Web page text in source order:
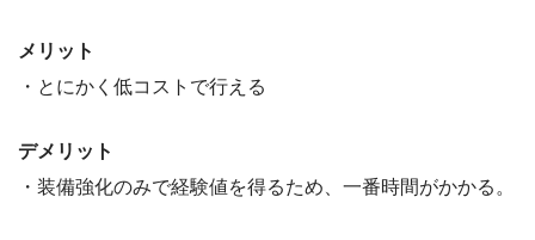
メリット
・とにかく低コストで行える
デメリット
・装備強化のみで経験値を得るため、一番時間がかかる。